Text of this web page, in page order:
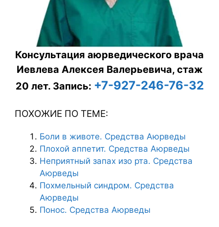
Консультация аюрведического врача
Иевлева Алексея Валерьевича, стаж
20 лет. Запись: +7-927-246-76-32
ПОХОЖИЕ ПО ТЕМЕ:
Боли в животе. Средства Аюрведы
Плохой аппетит. Средства Аюрведы
Неприятный запах изо рта. Средства
Аюрведы
Похмельный синдром. Средства
Аюрведы
Понос. Средства Аюрведы